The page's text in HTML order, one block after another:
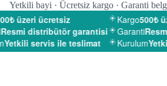
Yetkili bayi · Ücretsiz kargo · Garanti
üzeri ücretsiz
distribütör garantisi
Yetkili servis ile teslimat
Kargo500₺
Garanti
Kurulum